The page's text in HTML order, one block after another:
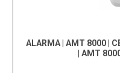
ALARMA | AMT 8000 |
| AMT